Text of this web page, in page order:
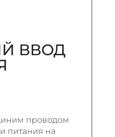
ВВОД
проводом
питания на